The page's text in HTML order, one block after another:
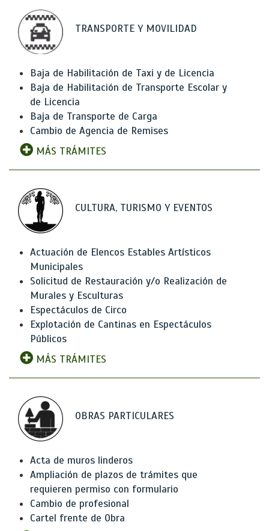
TRANSPORTE Y MOVILIDAD
Baja de Habilitación de Taxi y de Licencia
Baja de Habilitación de Transporte Escolar y
de Licencia
Baja de Transporte de Carga
Cambio de Agencia de Remises
MÁS TRÁMITES
CULTURA, TURISMO Y EVENTOS
Actuación de Elencos Estables Artísticos
Municipales
Solicitud de Restauración y/o Realización de
Murales y Esculturas
Espectáculos de Circo
Explotación de Cantinas en Espectáculos
Públicos
MÁS TRÁMITES
OBRAS PARTICULARES
Acta de muros linderos
Ampliación de plazos de trámites que
requieren permiso con formulario
Cambio de profesional
Cartel frente de Obra